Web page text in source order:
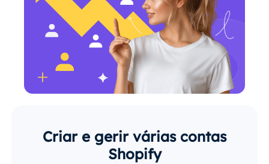
Criar e gerir várias contas
Shopify